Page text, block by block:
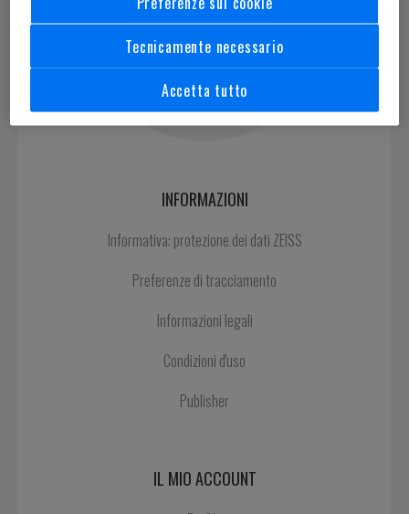
INFORMAZIONI
Informativa: protezione dei dati ZEISS
Preferenze di tracciamento
Informazioni legali
Condizioni d'uso
Publisher
IL MIO ACCOUNT
Tecnicamente necessario
Accetta tutto